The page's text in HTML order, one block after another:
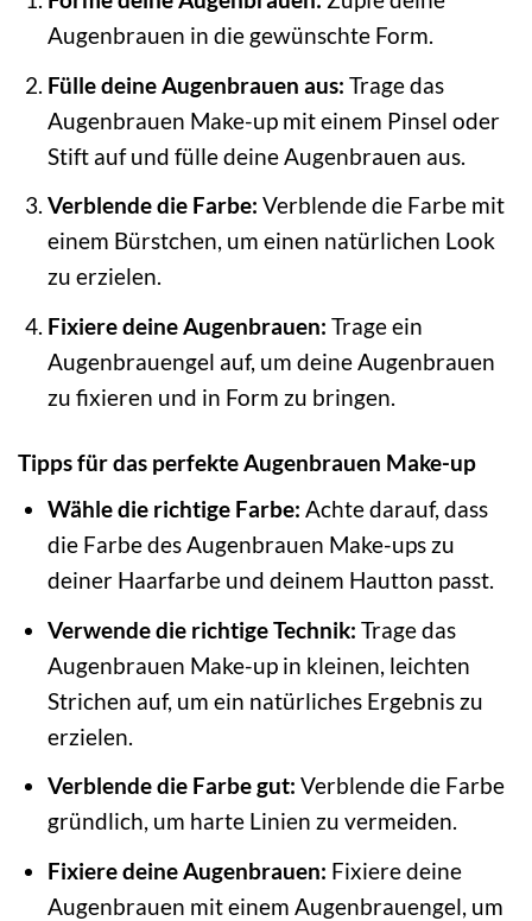
Augenbrauen in die gewünschte Form.
Fülle deine Augenbrauen aus: Trage das
Augenbrauen Make-up mit einem Pinsel oder
Stift auf und fülle deine Augenbrauen aus.
Verblende die Farbe: Verblende die Farbe mit
einem Bürstchen, um einen natürlichen Look
zu erzielen.
Fixiere deine Augenbrauen: Trage ein
Augenbrauengel auf, um deine Augenbrauen
zu fixieren und in Form zu bringen.
Tipps für das perfekte Augenbrauen Make-up
Wähle die richtige Farbe: Achte darauf, dass
die Farbe des Augenbrauen Make-ups zu
deiner Haarfarbe und deinem Hautton passt.
Verwende die richtige Technik: Trage das
Augenbrauen Make-up in kleinen, leichten
Strichen auf, um ein natürliches Ergebnis zu
erzielen.
Verblende die Farbe gut: Verblende die Farbe
gründlich, um harte Linien zu vermeiden.
Fixiere deine Augenbrauen: Fixiere deine
Augenbrauen mit einem Augenbrauengel, um